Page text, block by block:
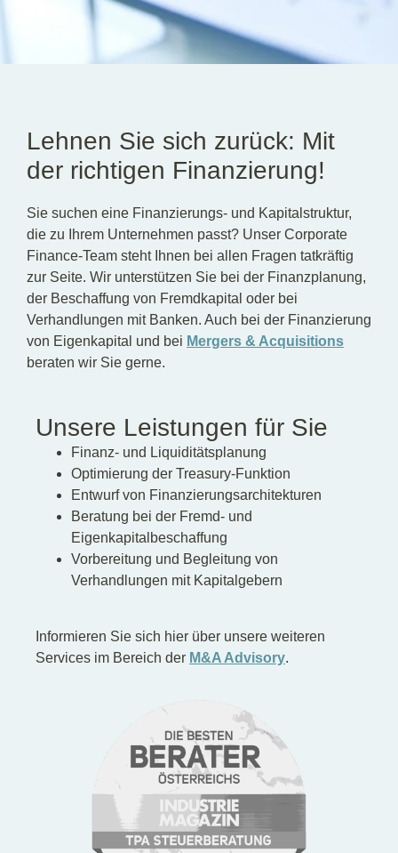
EN
Lehnen Sie sich zurück: Mit
der richtigen Finanzierung!
Sie suchen eine Finanzierungs- und Kapitalstruktur,
die zu Ihrem Unternehmen passt? Unser Corporate
Finance-Team steht Ihnen bei allen Fragen tatkräftig
zur Seite. Wir unterstützen Sie bei der Finanzplanung,
der Beschaffung von Fremdkapital oder bei
Verhandlungen mit Banken. Auch bei der Finanzierung
von Eigenkapital und bei Mergers & Acquisitions
beraten wir Sie gerne.
Unsere Leistungen für Sie
Finanz- und Liquiditätsplanung
Optimierung der Treasury-Funktion
Entwurf von Finanzierungsarchitekturen
Beratung bei der Fremd- und
Eigenkapitalbeschaffung
Vorbereitung und Begleitung von
Verhandlungen mit Kapitalgebern
Informieren Sie sich hier über unsere weiteren
Services im Bereich der M&A Advisory.